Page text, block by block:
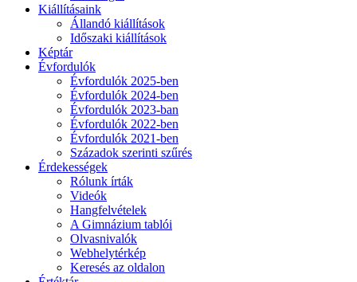
Kiállításaink
Állandó kiállítások
Időszaki kiállítások
Képtár
Évfordulók
Évfordulók 2025-ben
Évfordulók 2024-ben
Évfordulók 2023-ban
Évfordulók 2022-ben
Évfordulók 2021-ben
Századok szerinti szűrés
Érdekességek
Rólunk írták
Videók
Hangfelvételek
A Gimnázium tablói
Olvasnivalók
Webhelytérkép
Keresés az oldalon